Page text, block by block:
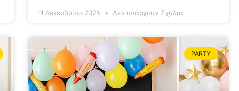
11 Δεκεμβρίου 2025 Δεν υπάρχουν Σχόλια
PARTY